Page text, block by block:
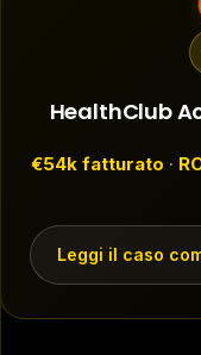
HealthClub
€54k fatturato ·
Leggi il caso